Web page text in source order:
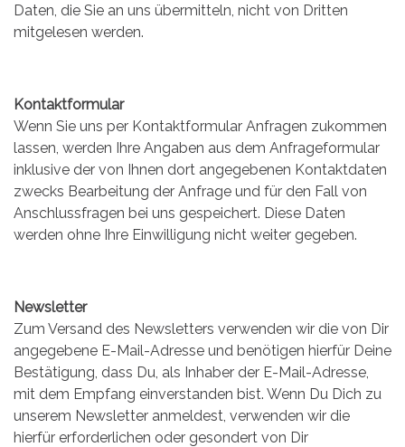
Daten, die Sie an uns übermitteln, nicht von Dritten
mitgelesen werden.
Kontaktformular
Wenn Sie uns per Kontaktformular Anfragen zukommen
lassen, werden Ihre Angaben aus dem Anfrageformular
inklusive der von Ihnen dort angegebenen Kontaktdaten
zwecks Bearbeitung der Anfrage und für den Fall von
Anschlussfragen bei uns gespeichert. Diese Daten
werden ohne Ihre Einwilligung nicht weiter gegeben.
Newsletter
Zum Versand des Newsletters verwenden wir die von Dir
angegebene E-Mail-Adresse und benötigen hierfür Deine
Bestätigung, dass Du, als Inhaber der E-Mail-Adresse,
mit dem Empfang einverstanden bist. Wenn Du Dich zu
unserem Newsletter anmeldest, verwenden wir die
hierfür erforderlichen oder gesondert von Dir